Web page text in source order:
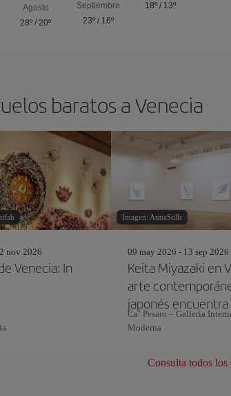
Agosto
28º /20º
Septiembre
23º/ 16º
18º / 13º
baratos a Venecia
nov 2026
Venecia: In
Imagen: AnnaStills
09 may 2026 - 13 sep 2026
Keita Miyazaki en
arte
japonés
Antiguo Oriente
Ca’ Pesaro – Galleria
Moderna
Consulta todos los